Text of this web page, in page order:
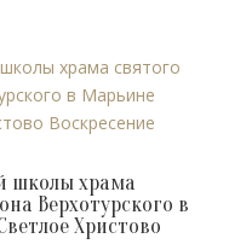
школы храма
Верхотурского в
Христово